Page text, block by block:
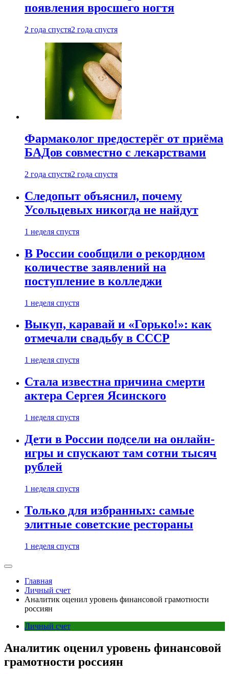
появления вросшего ногтя
2 года спустя2 года спустя
Фармаколог предостерёг от приёма
БАДов совместно с лекарствами
2 года спустя2 года спустя
Следопыт объяснил, почему
Усольцевых никогда не найдут
1 неделя спустя
В России сообщили о рекордном
количестве заявлений на
поступление в колледжи
1 неделя спустя
Выкуп, каравай и «Горько!»: как
отмечали свадьбу в СССР
1 неделя спустя
Стала известна причина смерти
актера Сергея Ясинского
1 неделя спустя
Дети в России подсели на онлайн-
игры и спускают там сотни тысяч
рублей
1 неделя спустя
Только для избранных: самые
элитные советские рестораны
1 неделя спустя
Главная
Личный счет
Аналитик оценил уровень финансовой грамотности
россиян
Личный счет
Аналитик оценил уровень финансовой
грамотности россиян